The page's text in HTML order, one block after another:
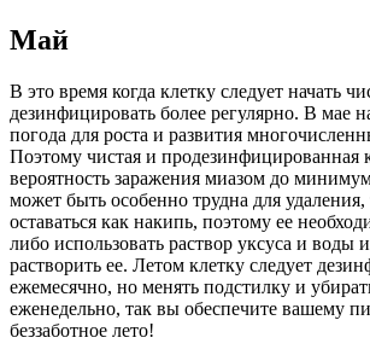
Май
В это время когда клетку следует начать
дезинфицировать более регулярно. В мае
погода для роста и развития
Поэтому чистая и продезинфицированная
вероятность заражения миазом до
может быть особенно трудна для
оставаться как накипь, поэтому ее
либо использовать раствор уксуса и воды
растворить ее. Летом клетку следует
ежемесячно, но менять подстилку и
еженедельно, так вы обеспечите вашему
беззаботное лето!